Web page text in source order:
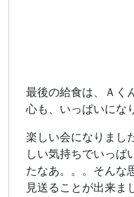
最後の給食は、Ａく
心も、いっぱいにな
楽しい会になりまし
しい気持ちでいっぱ
たなあ。。。そんな
見送ることが出来ま